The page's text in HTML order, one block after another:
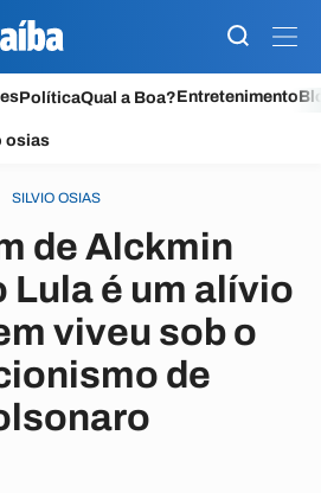
PolíticaQual a Boa?Entretenimento
osias
SILVIO OSIAS
de Alckmin
Lula é um alívio
viveu sob o
de